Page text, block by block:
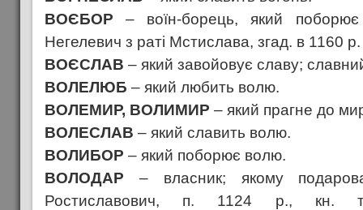
ВОЄБОР – воїн-борець, який
Негелевич з раті Мстислава, згад. в 1160 р.
ВОЄСЛАВ – який завойовує славу;
ВОЛЕЛЮБ – який любить волю.
ВОЛЕМИР, ВОЛИМИР – який прагне до
ВОЛЕСЛАВ – який славить волю.
ВОЛИБОР – який поборює волю.
ВОЛОДАР – власник; якому
Ростиславович, п. 1124 р., кн.